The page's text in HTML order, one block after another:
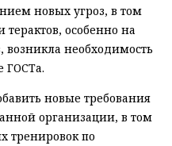
новых угроз, в том
особенно на
возникла необходимость
ГОСТа.
новые требования
организации, в том
тренировок по